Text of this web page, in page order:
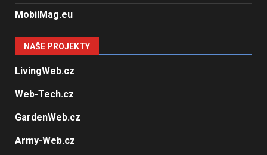
MobilMag.eu
NAŠE PROJEKTY
LivingWeb.cz
Web-Tech.cz
GardenWeb.cz
Army-Web.cz